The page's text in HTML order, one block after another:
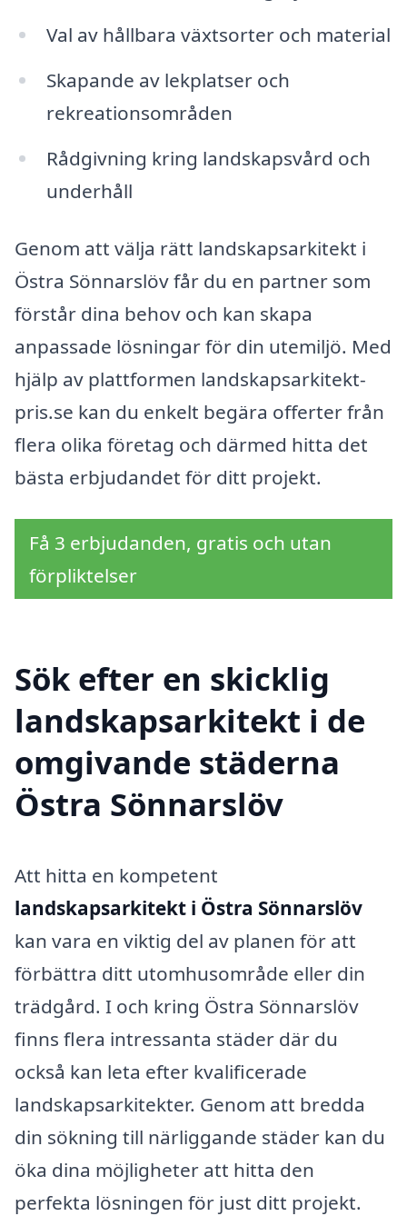
Val av hållbara växtsorter och material
Skapande av lekplatser och
rekreationsområden
Rådgivning kring landskapsvård och
underhåll
Genom att välja rätt landskapsarkitekt i
Östra Sönnarslöv får du en partner som
förstår dina behov och kan skapa
anpassade lösningar för din utemiljö. Med
hjälp av plattformen landskapsarkitekt-
pris.se kan du enkelt begära offerter från
flera olika företag och därmed hitta det
bästa erbjudandet för ditt projekt.
Få 3 erbjudanden, gratis och utan
förpliktelser
Sök efter en skicklig
landskapsarkitekt i de
omgivande städerna
Östra Sönnarslöv
Att hitta en kompetent
landskapsarkitekt i Östra Sönnarslöv
kan vara en viktig del av planen för att
förbättra ditt utomhusområde eller din
trädgård. I och kring Östra Sönnarslöv
finns flera intressanta städer där du
också kan leta efter kvalificerade
landskapsarkitekter. Genom att bredda
din sökning till närliggande städer kan du
öka dina möjligheter att hitta den
perfekta lösningen för just ditt projekt.